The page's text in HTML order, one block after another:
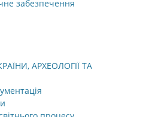
забезпечення
АРХЕОЛОГІЇ ТА